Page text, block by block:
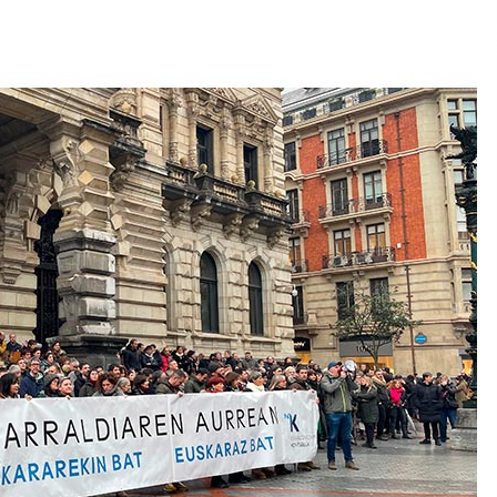
Martxa ospatuko da
2026/07/07
SOINUGELA: Paul McCartney eta
Ringo Starr-en lan berriak
2026/07/03